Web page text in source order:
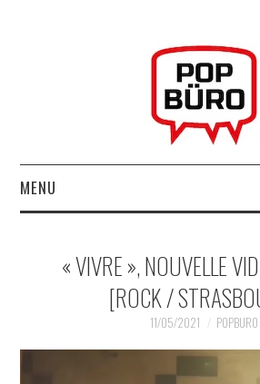
MENU
MUSIQUESACTUELLES.NET
GABBA GABBA HEY !
« VIVRE », NOUVELLE
[ROCK /
11/05/2021 POPBURO